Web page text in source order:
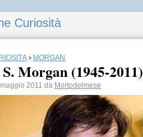
Curiosità
› MORGAN
Morgan (1945-2011)
2011 da Mortodelmese